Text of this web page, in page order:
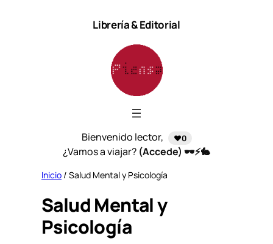
Librería & Editorial
Bienvenido lector, ❤️0
¿Vamos a viajar? (Accede) 🕶️⚡🐇
Inicio / Salud Mental y Psicología
Salud Mental y
Psicología